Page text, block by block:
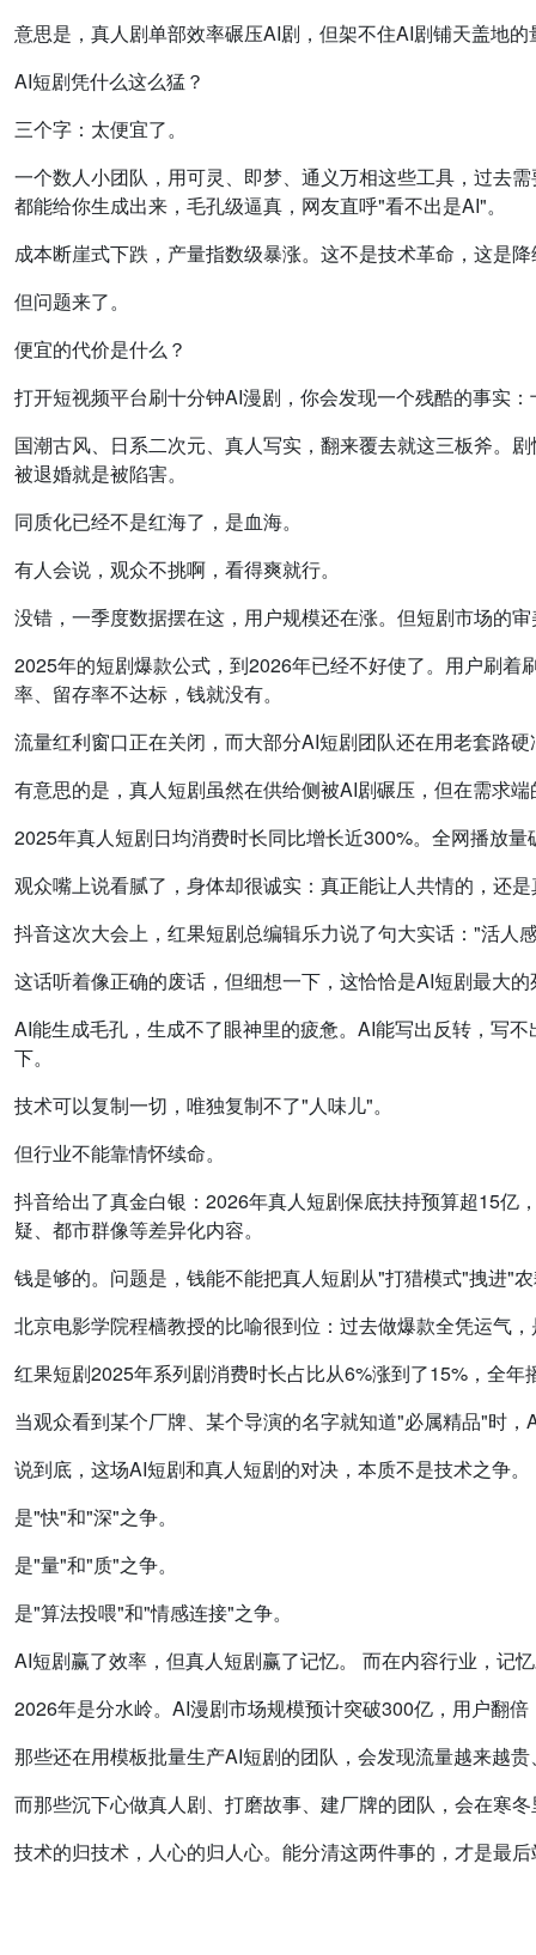
意思是，真人剧单部效率碾压AI剧，但架不住AI剧铺天盖地
AI短剧凭什么这么猛？
三个字：太便宜了。
一个数人小团队，用可灵、即梦、通义万相这些工具，过去
都能给你生成出来，毛孔级逼真，网友直呼"看不出是AI"。
成本断崖式下跌，产量指数级暴涨。这不是技术革命，这是
但问题来了。
便宜的代价是什么？
打开短视频平台刷十分钟AI漫剧，你会发现一个残酷的事实
国潮古风、日系二次元、真人写实，翻来覆去就这三板斧。
被退婚就是被陷害。
同质化已经不是红海了，是血海。
有人会说，观众不挑啊，看得爽就行。
没错，一季度数据摆在这，用户规模还在涨。但短剧市场的
2025年的短剧爆款公式，到2026年已经不好使了。用户刷
率、留存率不达标，钱就没有。
流量红利窗口正在关闭，而大部分AI短剧团队还在用老套路硬
有意思的是，真人短剧虽然在供给侧被AI剧碾压，但在需求
2025年真人短剧日均消费时长同比增长近300%。全网播放
观众嘴上说看腻了，身体却很诚实：真正能让人共情的，还
抖音这次大会上，红果短剧总编辑乐力说了句大实话："活人
这话听着像正确的废话，但细想一下，这恰恰是AI短剧最大的
AI能生成毛孔，生成不了眼神里的疲惫。AI能写出反转，写
下。
技术可以复制一切，唯独复制不了"人味儿"。
但行业不能靠情怀续命。
抖音给出了真金白银：2026年真人短剧保底扶持预算超15亿
疑、都市群像等差异化内容。
钱是够的。问题是，钱能不能把真人短剧从"打猎模式"拽进"
北京电影学院程樯教授的比喻很到位：过去做爆款全凭运气
红果短剧2025年系列剧消费时长占比从6%涨到了15%，全
当观众看到某个厂牌、某个导演的名字就知道"必属精品"时
说到底，这场AI短剧和真人短剧的对决，本质不是技术之争。
是"快"和"深"之争。
是"量"和"质"之争。
是"算法投喂"和"情感连接"之争。
AI短剧赢了效率，但真人短剧赢了记忆。 而在内容行业，记
2026年是分水岭。AI漫剧市场规模预计突破300亿，用户翻
那些还在用模板批量生产AI短剧的团队，会发现流量越来越
而那些沉下心做真人剧、打磨故事、建厂牌的团队，会在寒
技术的归技术，人心的归人心。能分清这两件事的，才是最